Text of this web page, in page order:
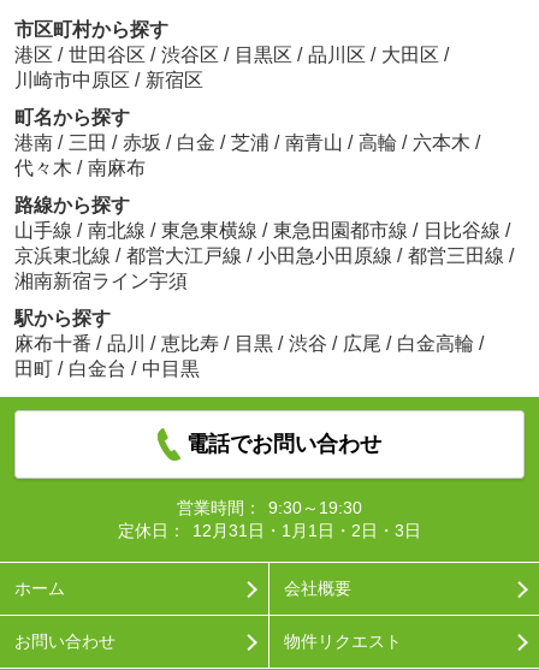
市区町村から探す
港区 / 世田谷区 / 渋谷区 / 目黒区 / 品川区 / 大田区 /
川崎市中原区 / 新宿区
町名から探す
港南 / 三田 / 赤坂 / 白金 / 芝浦 / 南青山 / 高輪 / 六本木 /
代々木 / 南麻布
路線から探す
山手線 / 南北線 / 東急東横線 / 東急田園都市線 / 日比谷線 /
京浜東北線 / 都営大江戸線 / 小田急小田原線 / 都営三田線 /
湘南新宿ライン宇須
駅から探す
麻布十番 / 品川 / 恵比寿 / 目黒 / 渋谷 / 広尾 / 白金高輪 /
田町 / 白金台 / 中目黒
電話でお問い合わせ
営業時間：
9:30～19:30
定休日：
12月31日・1月1日・2日・3日
ホーム 会社概要
お問い合わせ 物件リクエスト